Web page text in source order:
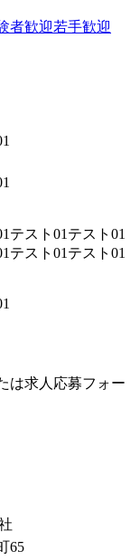
者歓迎若手歓迎
テスト01テスト01
テスト01テスト01
は求人応募フォー
65